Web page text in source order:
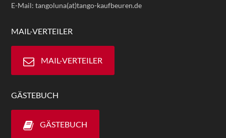
E-Mail: tangoluna(at)tango-kaufbeuren.de
MAIL-VERTEILER
MAIL-VERTEILER
GÄSTEBUCH
GÄSTEBUCH